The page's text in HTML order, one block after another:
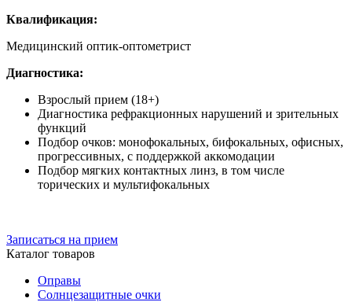
Квалификация:
Медицинский оптик-оптометрист
Диагностика:
Взрослый прием (18+)
Диагностика рефракционных нарушений и зрительных
функций
Подбор очков: монофокальных, бифокальных, офисных,
прогрессивных, с поддержкой аккомодации
Подбор мягких контактных линз, в том числе
торических и мультифокальных
Записаться на прием
Каталог товаров
Оправы
Солнцезащитные очки